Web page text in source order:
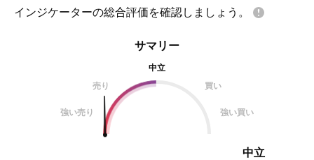
インジケーターの総合評価を確認しましょう。
サマリー
中立
売り
買い
強い売り 強い買い
中立